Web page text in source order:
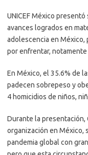
UNICEF México presentó
avances logrados en
adolescencia en
por enfrentar,
En México, el 35.6% de
padecen sobrepeso y
4 homicidios de niños,
Durante la presentación,
organización en México,
pandemia global con